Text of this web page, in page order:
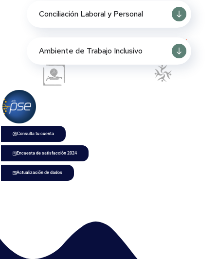
Conciliación Laboral y Personal
Ambiente de Trabajo Inclusivo
Consulta tu cuenta
Encuesta de satisfacción 2024
Actualización de dados